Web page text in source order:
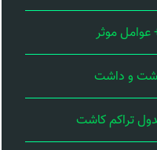
عوامل موثر
و داشت
تراکم کاشت